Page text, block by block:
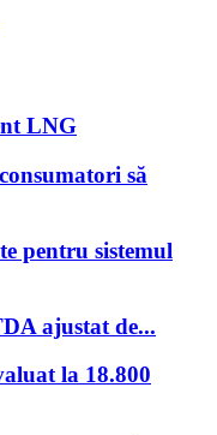
LNG
să
pentru sistemul
ajustat de...
la 18.800